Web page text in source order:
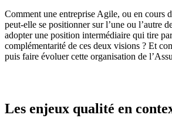
Comment une entreprise Agile, ou en cours
peut-elle se positionner sur l’une ou l’autre
adopter une position intermédiaire qui tire
complémentarité de ces deux visions ? Et
puis faire évoluer cette organisation de
Les enjeux qualité en